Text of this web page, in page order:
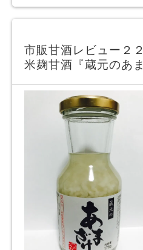
市販甘酒レビュー２
米麹甘酒『蔵元のあま